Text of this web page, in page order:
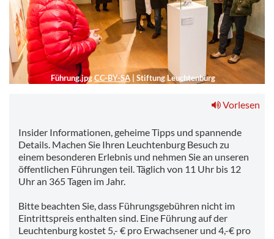
Führung.jpgCC-BY-SA| Stiftung Leuchtenburg
Vorlesen
Insider Informationen, geheime Tipps und spannende
Details. Machen Sie Ihren Leuchtenburg Besuch zu
einem besonderen Erlebnis und nehmen Sie an unseren
öffentlichen Führungen teil. Täglich von 11 Uhr bis 12
Uhr an 365 Tagen im Jahr.
Bitte beachten Sie, dass Führungsgebühren nicht im
Eintrittspreis enthalten sind. Eine Führung auf der
Leuchtenburg kostet 5,- € pro Erwachsener und 4,-€ pro